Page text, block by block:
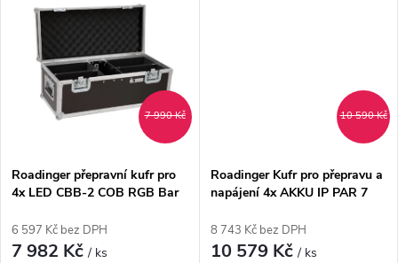
7 990 Kč
Roadinger přepravní kufr pro
4x LED CBB-2 COB RGB Bar
6 597 Kč bez DPH
7 982 Kč/ ks
10 590 Kč
Roadinger Kufr pro přepravu a
napájení 4x AKKU IP PAR 7
8 743 Kč bez DPH
10 579 Kč/ ks